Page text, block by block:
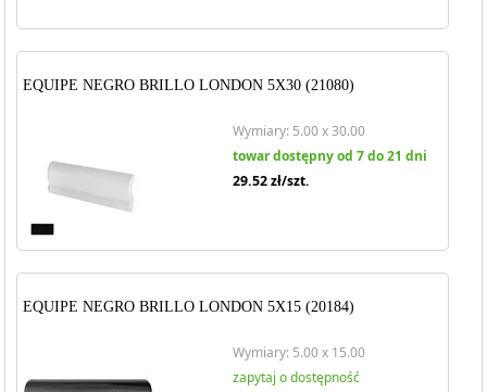
EQUIPE NEGRO BRILLO LONDON 5X30 (21080)
Wymiary: 5.00 x 30.00
towar dostępny od 7 do 21 dni
29.52zł/szt.
EQUIPE NEGRO BRILLO LONDON 5X15 (20184)
Wymiary: 5.00 x 15.00
zapytaj o dostępność